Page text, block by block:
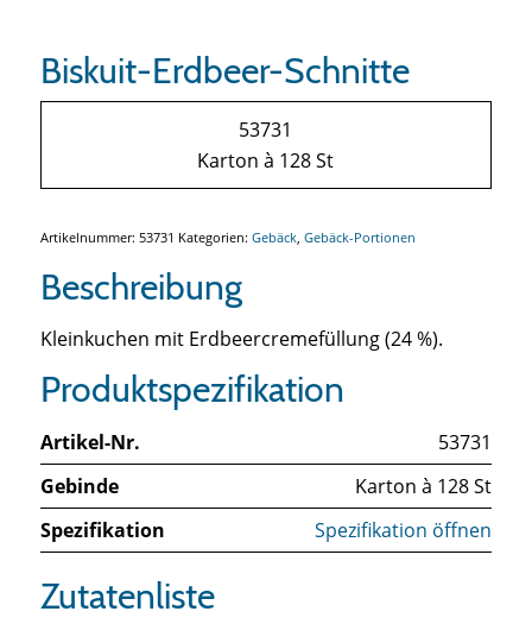
Biskuit-Erdbeer-Schnitte
53731
Karton à 128 St
Artikelnummer: 53731 Kategorien: Gebäck, Gebäck-Portionen
Beschreibung
Kleinkuchen mit Erdbeercremefüllung (24 %).
Produktspezifikation
Artikel-Nr.
53731
Gebinde
Karton à 128 St
Spezifikation
Spezifikation öffnen
Zutatenliste